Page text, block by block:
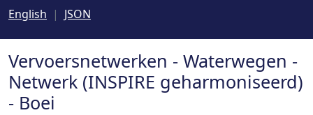
English
JSON
Vervoersnetwerken - Waterwegen -
Netwerk (INSPIRE geharmoniseerd)
- Boei